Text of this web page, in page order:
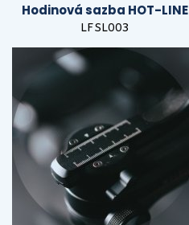
Hodinová sazba HOT-LINE
LFSL003